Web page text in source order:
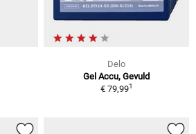
Delo
Gel Accu, Gevuld
€ 79,991